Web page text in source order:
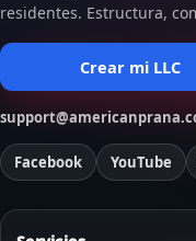
residentes. Estructura,
Crear mi LLC
Facebook YouTube